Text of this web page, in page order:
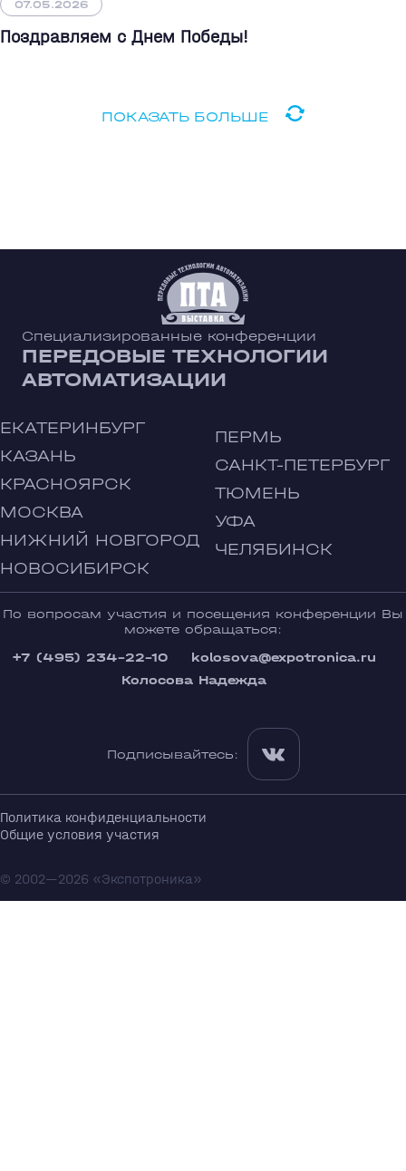
07.05.2026
Поздравляем с Днем Победы!
ПОКАЗАТЬ БОЛЬШЕ
Специализированные конференции
ПЕРЕДОВЫЕ ТЕХНОЛОГИИ
АВТОМАТИЗАЦИИ
ЕКАТЕРИНБУРГ
КАЗАНЬ
КРАСНОЯРСК
МОСКВА
НИЖНИЙ НОВГОРОД
НОВОСИБИРСК
ПЕРМЬ
САНКТ-ПЕТЕРБУРГ
ТЮМЕНЬ
УФА
ЧЕЛЯБИНСК
По вопросам участия и посещения конференции Вы
можете обращаться:
+7 (495) 234-22-10
kolosova@expotronica.ru
Колосова Надежда
Подписывайтесь:
Политика конфиденциальности
Общие условия участия
© 2002—2026 «Экспотроника»